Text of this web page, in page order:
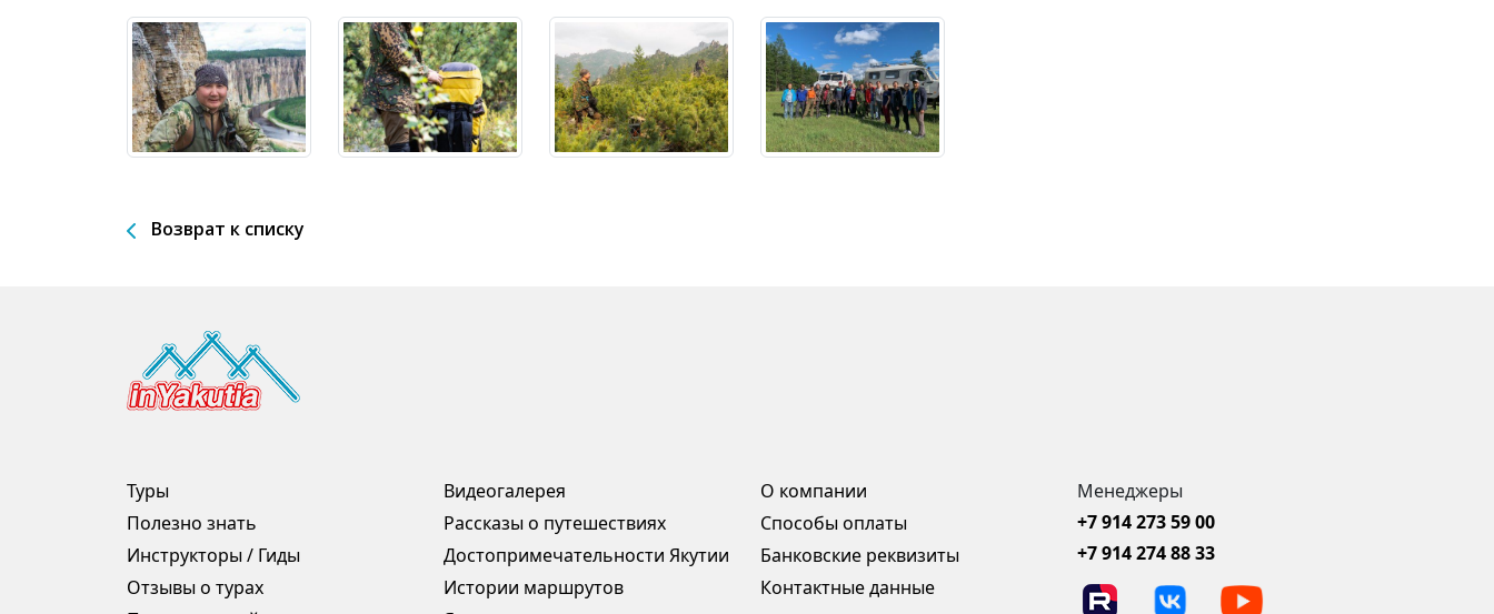
Возврат к списку
Туры
Полезно знать
Инструкторы / Гиды
Отзывы о турах
Видеогалерея
Рассказы о путешествиях
Достопримечательности Якутии
Истории маршрутов
О компании
Способы оплаты
Банковские реквизиты
Контактные данные
Менеджеры
+7 914 273 59 00
+7 914 274 88 33